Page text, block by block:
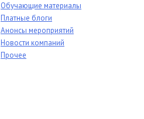
Обучающие материалы
Платные блоги
Анонсы мероприятий
Новости компаний
Прочее